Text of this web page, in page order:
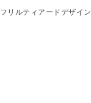
フリルティアードデザイ